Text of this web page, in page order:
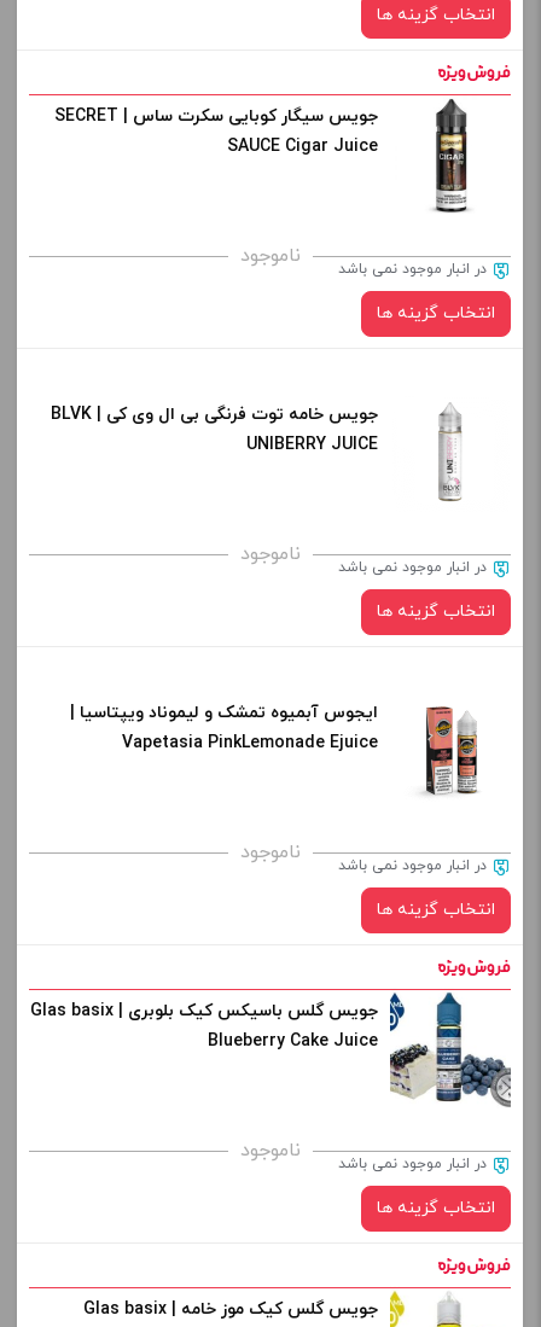
افزودن به سبد خرید
انتخاب گزینه ها
نیکوتین:
برای فعال شدن سبد خرید و نمایش قیمت ، گزینه های محصول را
از کادر بالا انتخاب کنید.
+
جویس سیگار کوبایی سکرت ساس | SECRET
SAUCE Cigar Juice
ناموجود در انبار موجود نمی باشد
انتخاب گزینه ها
نیکوتین:
برای فعال شدن سبد خرید و نمایش قیمت ، گزینه های محصول را
از کادر بالا انتخاب کنید.
+
جویس خامه توت فرنگی بی ال وی کی | BLVK
UNIBERRY JUICE
ناموجود در انبار موجود نمی باشد
انتخاب گزینه ها
نیکوتین:
برای فعال شدن سبد خرید و نمایش قیمت ، گزینه های محصول را
از کادر بالا انتخاب کنید.
+
افزودن به سبد خرید
ایجوس آبمیوه تمشک و لیموناد ویپتاسیا |
Vapetasia PinkLemonade Ejuice
ناموجود در انبار موجود نمی باشد
انتخاب گزینه ها
نیکوتین:
برای فعال شدن سبد خرید و نمایش قیمت ، گزینه های محصول را
از کادر بالا انتخاب کنید.
+
افزودن به سبد خرید
جویس گلس باسیکس کیک بلوبری | Glas basix
Blueberry Cake Juice
ناموجود در انبار موجود نمی باشد
انتخاب گزینه ها
نیکوتین:
جویس گلس کیک موز خامه | Glas basix